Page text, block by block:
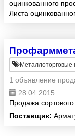
оцинкованного
Листа
Металлоторговые
1 объявление
28.04.2015
Продажа
Поставщик: